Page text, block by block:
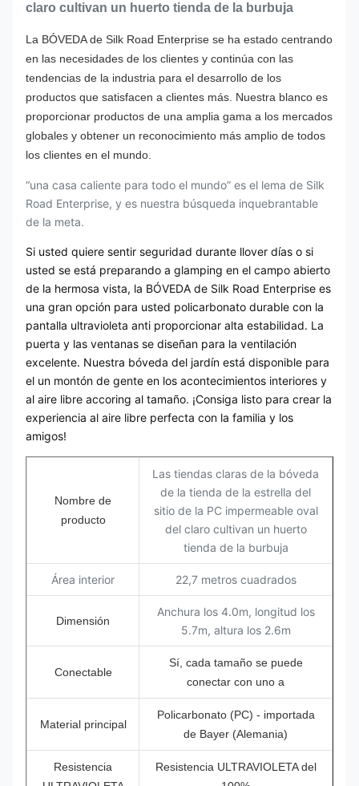
claro cultivan un huerto tienda de la burbuja
La BÓVEDA de Silk Road Enterprise se ha estado centrando
en las necesidades de los clientes y continúa con las
tendencias de la industria para el desarrollo de los
productos que satisfacen a clientes más. Nuestra blanco es
proporcionar productos de una amplia gama a los mercados
globales y obtener un reconocimiento más amplio de todos
los clientes en el mundo.
“una casa caliente para todo el mundo” es el lema de Silk
Road Enterprise, y es nuestra búsqueda inquebrantable
de la meta.
Si usted quiere sentir seguridad durante llover días o si
usted se está preparando a glamping en el campo abierto
de la hermosa vista, la BÓVEDA de Silk Road Enterprise es
una gran opción para usted policarbonato durable con la
pantalla ultravioleta anti proporcionar alta estabilidad. La
puerta y las ventanas se diseñan para la ventilación
excelente. Nuestra bóveda del jardín está disponible para
el un montón de gente en los acontecimientos interiores y
al aire libre accoring al tamaño. ¡Consiga listo para crear la
experiencia al aire libre perfecta con la familia y los
amigos!
Nombre de
producto
Las tiendas claras de la bóveda
de la tienda de la estrella del
sitio de la PC impermeable oval
del claro cultivan un huerto
tienda de la burbuja
Área interior 22,7 metros cuadrados
Dimensión
Anchura los 4.0m, longitud los
5.7m, altura los 2.6m
Conectable
Sí, cada tamaño se puede
conectar con uno a
Material principal
Policarbonato (PC) - importada
de Bayer (Alemania)
Resistencia
Resistencia ULTRAVIOLETA del